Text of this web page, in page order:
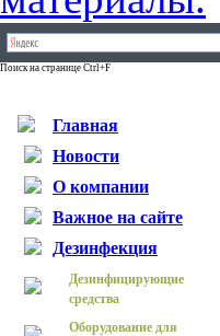
Поиск на странице Ctrl+F
Главная
Новости
О компании
Важное на сайте
Дезинфекция
Дезинфицирующие
средства
Оборудование для